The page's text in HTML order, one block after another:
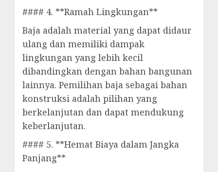
#### 4. **Ramah Lingkungan**
Baja adalah material yang dapat didaur
ulang dan memiliki dampak
lingkungan yang lebih kecil
dibandingkan dengan bahan bangunan
lainnya. Pemilihan baja sebagai bahan
konstruksi adalah pilihan yang
berkelanjutan dan dapat mendukung
keberlanjutan.
#### 5. **Hemat Biaya dalam Jangka
Panjang**